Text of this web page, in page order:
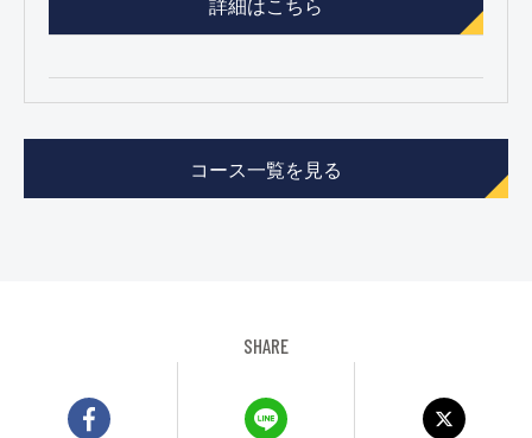
コース一覧を見る
SHARE